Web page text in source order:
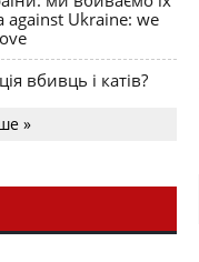
against Ukraine: we
вбивць і катів?
»